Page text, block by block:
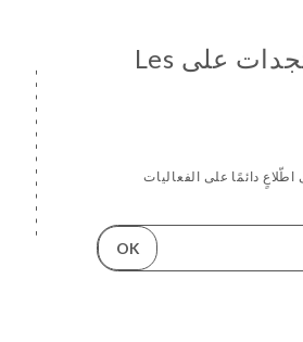
تابع جميع الأخبار والمستجدات على Les
دائمًا على الفعاليات
OK